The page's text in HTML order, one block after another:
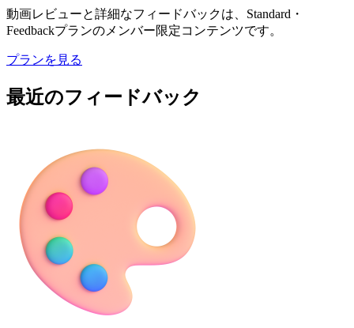
動画レビューと詳細なフィードバックは、Standard・
Feedbackプランのメンバー限定コンテンツです。
プランを見る
最近のフィードバック